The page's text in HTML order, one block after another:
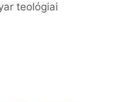
teológiai